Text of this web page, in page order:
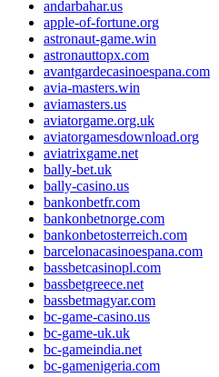
andarbahar.us
apple-of-fortune.org
astronaut-game.win
astronauttopx.com
avantgardecasinoespana.com
avia-masters.win
aviamasters.us
aviatorgame.org.uk
aviatorgamesdownload.org
aviatrixgame.net
bally-bet.uk
bally-casino.us
bankonbetfr.com
bankonbetnorge.com
bankonbetosterreich.com
barcelonacasinoespana.com
bassbetcasinopl.com
bassbetgreece.net
bassbetmagyar.com
bc-game-casino.us
bc-game-uk.uk
bc-gameindia.net
bc-gamenigeria.com